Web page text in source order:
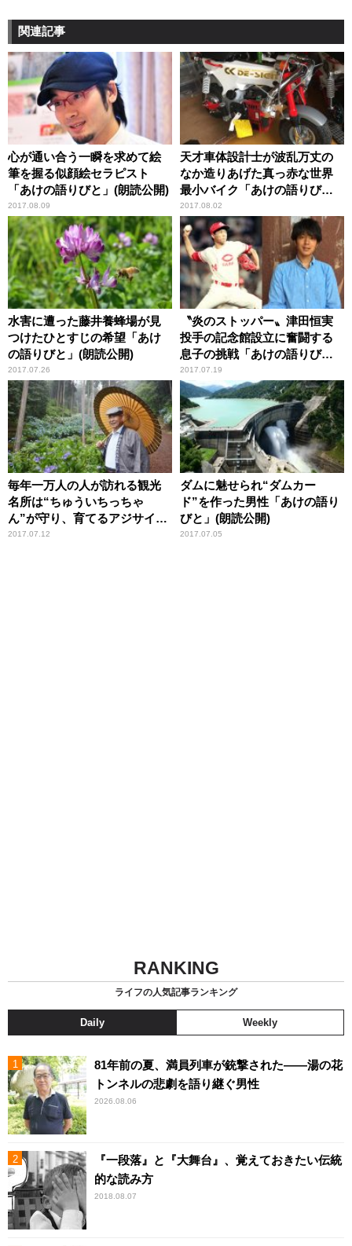
関連記事
心が通い合う一瞬を求めて絵
筆を握る似顔絵セラピスト
「あけの語りびと」(朗読公開)
2017.08.09
天才車体設計士が波乱万丈の
なか造りあげた真っ赤な世界
最小バイク「あけの語りび
と」(朗読公開)
2017.08.02
水害に遭った藤井養蜂場が見
つけたひとすじの希望「あけ
の語りびと」(朗読公開)
2017.07.26
〝炎のストッパー〟津田恒実
投手の記念館設立に奮闘する
息子の挑戦「あけの語りび
と」(朗読公開)
2017.07.19
毎年一万人の人が訪れる観光
名所は“ちゅういちっちゃ
ん”が守り、育てるアジサイの
山「あけの語りびと」(朗読公
2017.07.12
ダムに魅せられ“ダムカー
ド”を作った男性「あけの語り
びと」(朗読公開)
2017.07.05
RANKING
ライフの人気記事ランキング
Daily Weekly
81年前の夏、満員列車が銃撃された――湯の花
トンネルの悲劇を語り継ぐ男性
2026.08.06
『一段落』と『大舞台』、覚えておきたい伝統
的な読み方
2018.08.07